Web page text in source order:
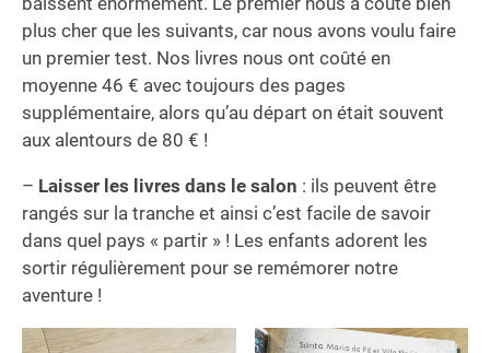
plus cher que les suivants, car nous avons voulu faire
un premier test. Nos livres nous ont coûté en
moyenne 46 € avec toujours des pages
supplémentaire, alors qu’au départ on était souvent
aux alentours de 80 € !
– Laisser les livres dans le salon : ils peuvent être
rangés sur la tranche et ainsi c’est facile de savoir
dans quel pays « partir » ! Les enfants adorent les
sortir régulièrement pour se remémorer notre
aventure !